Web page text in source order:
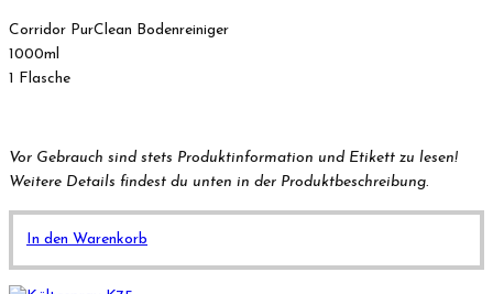
Corridor PurClean Bodenreiniger
1000ml
1 Flasche
Vor Gebrauch sind stets Produktinformation und Etikett zu lesen!
Weitere Details findest du unten in der Produktbeschreibung.
In den Warenkorb